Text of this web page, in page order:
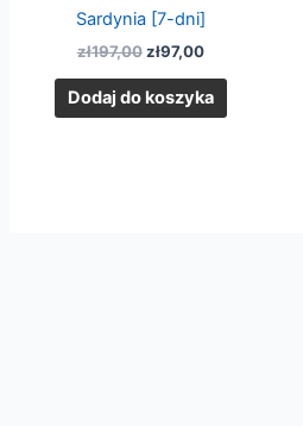
Sardynia [7-dni]
zł197,00 zł97,00
Dodaj do koszyka